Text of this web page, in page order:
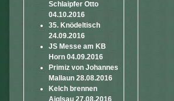
Schlaipfer Otto
04.10.2016
35. Knödeltisch
24.09.2016
JS Messe am KB
Horn 04.09.2016
Primiz von Johannes
Mallaun 28.08.2016
Kelch brennen
Aiglsau 27.08.2016